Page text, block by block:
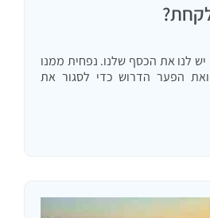
לנו את הכסף שלנו. נפחית ממנו
הפער הדרוש כדי לסגור את
800,000…